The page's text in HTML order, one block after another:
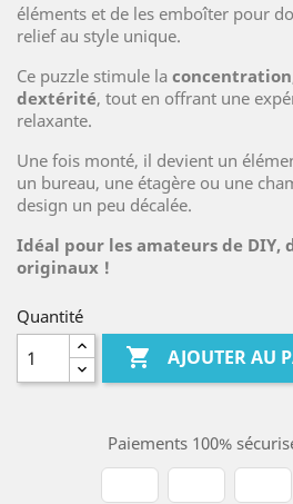
éléments et de les emboîter pour
relief au style unique.
Ce puzzle stimule la
dextérité, tout en offrant une
relaxante.
Une fois monté, il devient un
un bureau, une étagère ou une
design un peu décalée.
Idéal pour les amateurs de DIY,
originaux !
Quantité
 AJOUTER AU
Paiements 100%